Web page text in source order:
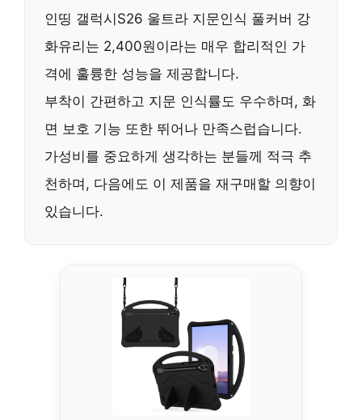
인띵 갤럭시S26 울트라 지문인식 풀커버 강
화유리는 2,400원이라는 매우 합리적인 가
격에 훌륭한 성능을 제공합니다.
부착이 간편하고 지문 인식률도 우수하며, 화
면 보호 기능 또한 뛰어나 만족스럽습니다.
가성비를 중요하게 생각하는 분들께 적극 추
천하며, 다음에도 이 제품을 재구매할 의향이
있습니다.